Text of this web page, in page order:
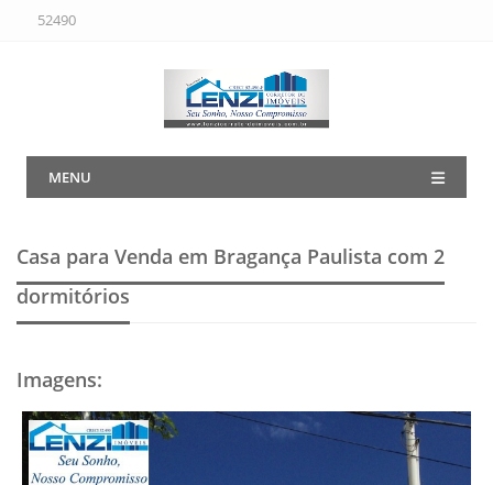
52490
MENU
Casa para Venda em Bragança Paulista com 2
dormitórios
Imagens: